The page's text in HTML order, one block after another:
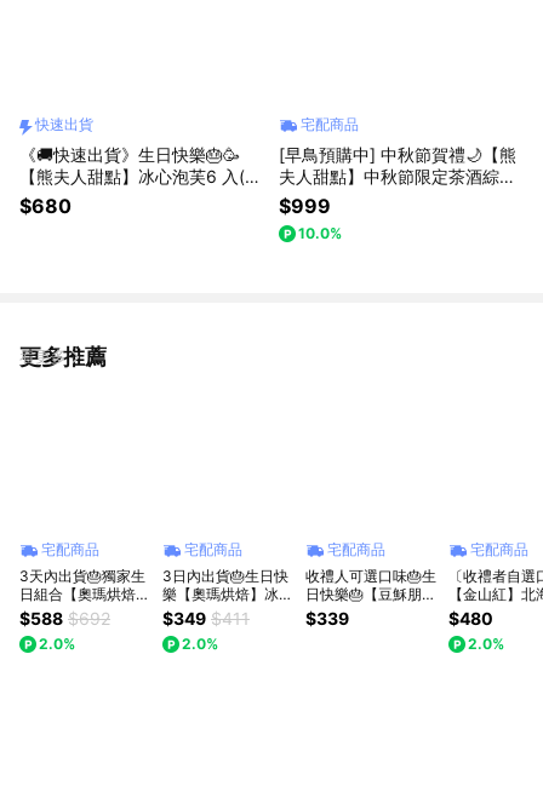
快速出貨
《🚚快速出貨》生日快樂🎂🥳
【熊夫人甜點】冰心泡芙6 入(收
禮者可自選口味）
$680
宅配商品
[早鳥預購中] 中秋節賀禮🌙【熊
夫人甜點】中秋節限定茶酒綜合
禮盒（收禮者可自選到貨時間）
$999
10.0%
更多推薦
看更多
宅配商品
3天內出貨🎂獨家生
日組合【奧瑪烘焙】
冰心餅乾泡芙4口味
＋千層蛋塔 LINE禮
物獨家 情人節快樂
$588 $692
2.0%
宅配商品
3日內出貨🎂生日快
樂【奧瑪烘焙】冰冰
吃最消暑 極大顆爆
餡幸福 冰心餅乾泡
芙 頂級香草卡士達
$349 $411
2.0%
宅配商品
收禮人可選口味🎂生
日快樂🎂【豆穌朋】
招牌綜合泡芙-指定
口味任選1盒｜指定
$339
宅配商品
〔收禮者自選
【金山紅】北
乳燒(4入/盒) |
內出貨 | LINE
家
$480
2.0%